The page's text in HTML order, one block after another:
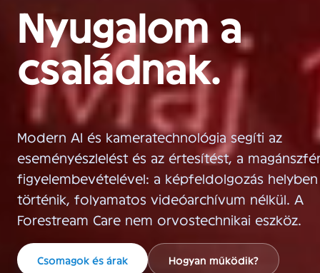
Nyugalom a
családnak.
Modern AI és kameratechnológia segíti az
eseményészlelést és az értesítést, a
figyelembevételével: a képfeldolgozás helyben
történik, folyamatos videóarchívum nélkül. A
Forestream Care nem orvostechnikai eszköz.
Csomagok és árak Hogyan működik?